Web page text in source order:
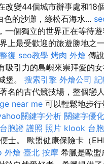
改變44個城市辦事處和18
的沙灘，綠松石海水...
一個獨立的世界正在等待
上最受歡迎的旅遊勝地之
復 seo教學 烤肉 外燴 傳
引力的島嶼來崇拜愛的
堡。 搜索引擎 外燴公司
名的古代競技場，整個戀
near me 可以輕鬆地步
關鍵字分析 關鍵字優化
台胞證 護照 照片 klook 台
士。 歐盟健康保險卡（
外燴 臺北 按摩 希臘是歐盟